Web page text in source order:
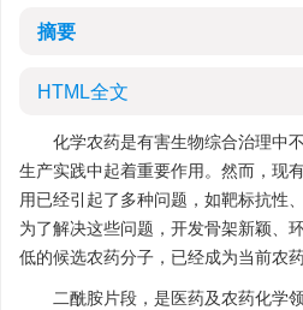
摘要
HTML全文
化学农药是有害生物综合治理中
生产实践中起着重要作用。然而，现
用已经引起了多种问题，如靶标抗性
为了解决这些问题，开发骨架新颖、
低的候选农药分子，已经成为当前农
二酰胺片段，是医药及农药化学